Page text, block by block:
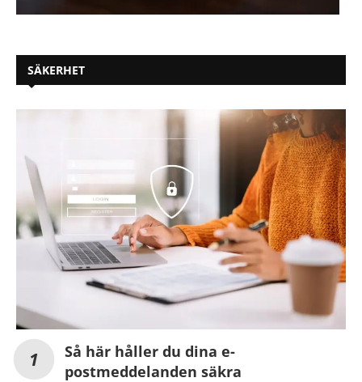
SÄKERHET
Så här håller du dina e-
postmeddelanden säkra